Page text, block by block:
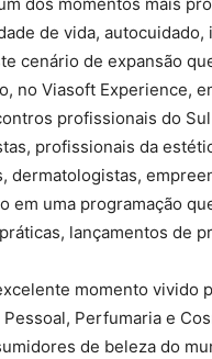
de vida, autocuidado,
cenário de expansão
no Viasoft Experience,
profissionais do
profissionais da
dermatologistas,
em uma programação
lançamentos de
momento vivido
Perfumaria e
de beleza do